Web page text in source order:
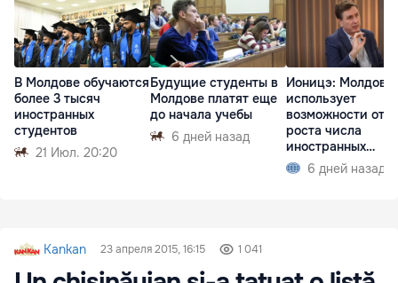
В Молдове обучаются
более 3 тысяч
иностранных
студентов
21 Июл. 20:20
Будущие студенты в
Молдове платят еще
до начала учебы
6 дней назад
Ионицэ: Молдова
использует
возможности от
роста числа
иностранных
студентов
6 дней назад
Kankan 23 апреля 2015, 16:15 1 041